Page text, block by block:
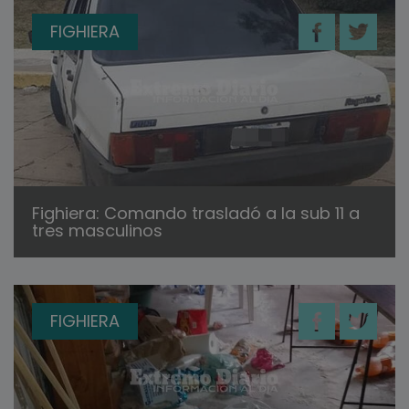
FIGHIERA
Fighiera: Comando trasladó a la sub 11 a
tres masculinos
FIGHIERA